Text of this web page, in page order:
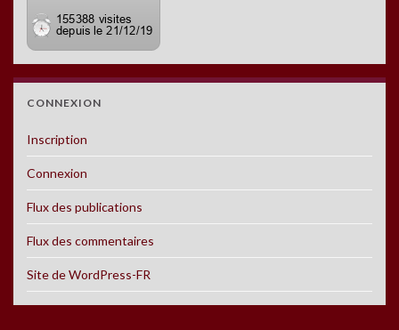
CONNEXION
Inscription
Connexion
Flux des publications
Flux des commentaires
Site de WordPress-FR